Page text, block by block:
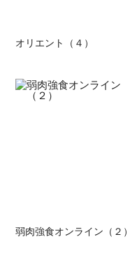
オリエント（４）
弱肉強食オンライン（２）